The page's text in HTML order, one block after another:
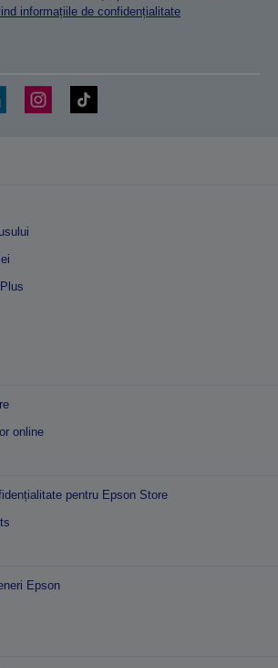
informațiile de confidențialitate
online
pentru Epson Store
Epson